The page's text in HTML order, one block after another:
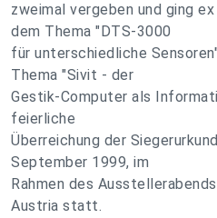
zweimal vergeben und ging
dem Thema "DTS-3000
für unterschiedliche
Thema "Sivit - der
Gestik-Computer als
feierliche
Überreichung der
September 1999, im
Rahmen des
Austria statt.